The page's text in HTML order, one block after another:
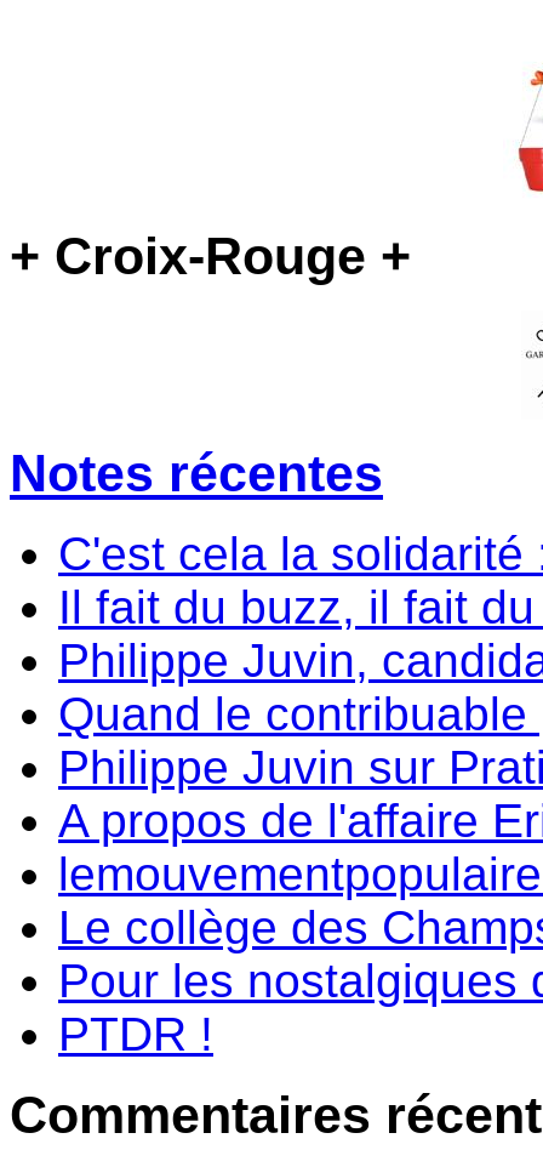
+ Croix-Rouge +
Notes récentes
C'est cela la
Il fait du buzz, il fait
Philippe Juvin,
Quand le
Philippe Juvin sur
A propos de l'affaire
Le collège des
Pour les nostalgiques
PTDR !
Commentaires